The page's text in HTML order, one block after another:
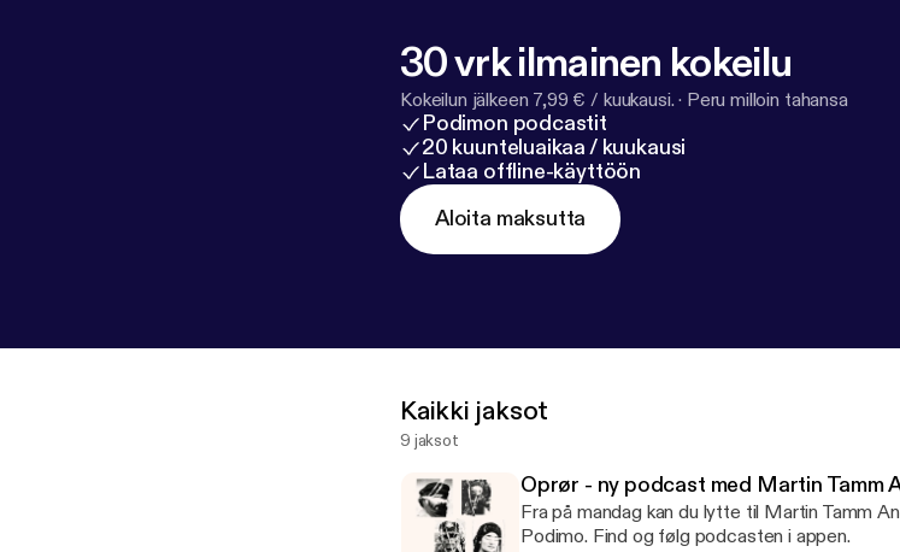
30 vrk ilmainen kokeilu
Kokeilun jälkeen 7,99 € / kuukausi. · Peru milloin tahansa
Podimon podcastit
20 kuunteluaikaa / kuukausi
Lataa offline-käyttöön
Aloita maksutta
Kaikki jaksot
9 jaksot
Oprør - ny podcast med Martin Tamm
Fra på mandag kan du lytte til Martin Tamm
Podimo. Find og følg podcasten i appen.